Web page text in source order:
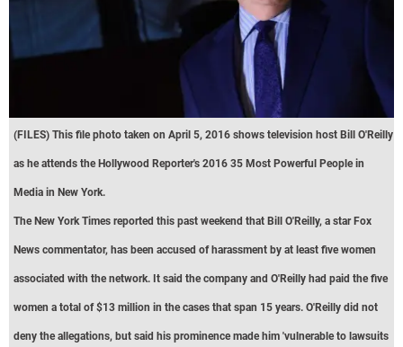
(FILES) This file photo taken on April 5, 2016 shows television host Bill O'Reilly
as he attends the Hollywood Reporter's 2016 35 Most Powerful People in
Media in New York.
The New York Times reported this past weekend that Bill O'Reilly, a star Fox
News commentator, has been accused of harassment by at least five women
associated with the network. It said the company and O'Reilly had paid the five
women a total of $13 million in the cases that span 15 years. O'Reilly did not
deny the allegations, but said his prominence made him 'vulnerable to lawsuits